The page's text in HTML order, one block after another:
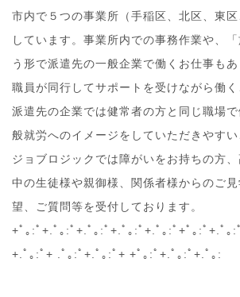
市内で５つの事業所（手稲区、北区、東
しています。事業所内での事務作業や、
う形で派遣先の一般企業で働くお仕事も
職員が同行してサポートを受けながら働く
派遣先の企業では健常者の方と同じ職場
般就労へのイメージをしていただきやすい
ジョブロジックでは障がいをお持ちの方
中の生徒様や親御様、関係者様からのご
望、ご質問等を受付しております。
+ﾟ｡:ﾟ+.ﾟ｡:ﾟ+.ﾟ｡:ﾟ+.ﾟ｡:ﾟ+.ﾟ｡:ﾟ+ﾟ｡:ﾟ+.ﾟ｡:
+.ﾟ｡:ﾟ+ .ﾟ｡:ﾟ+.ﾟ｡:ﾟ+ +ﾟ｡:ﾟ+.ﾟ｡:ﾟ+.ﾟ｡: